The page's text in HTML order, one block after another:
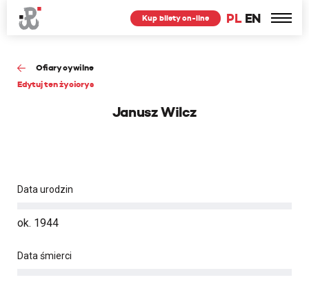
PL EN
Kup bilety on-line
Ofiary cywilne
Edytuj ten życiorys
Janusz Wilcz
Data urodzin
ok. 1944
Data śmierci